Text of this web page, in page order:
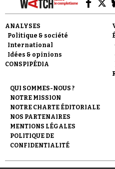
Faire un
ANALYSES
Politique & société
International
Idées & opinions
CONSPIPÉDIA
QUI SOMMES-NOUS ?
NOTRE MISSION
NOTRE CHARTE ÉDITORIALE
NOS PARTENAIRES
MENTIONS LÉGALES
POLITIQUE DE
CONFIDENTIALITÉ